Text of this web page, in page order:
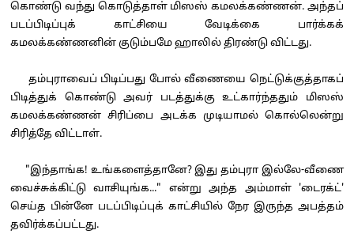
கொண்டு வந்து கொடுத்தாள் மிஸஸ் கமலக்கண்ணன். அந்தப்
படப்பிடிப்புக் காட்சியை வேடிக்கை பார்க்கக்
கமலக்கண்ணனின் குடும்பமே ஹாலில் திரண்டு விட்டது.
தம்புராவைப் பிடிப்பது போல் வீணையை நெட்டுக்குத்தாகப்
பிடித்துக் கொண்டு அவர் படத்துக்கு உட்கார்ந்ததும் மிஸஸ்
கமலக்கண்ணன் சிரிப்பை அடக்க முடியாமல் கொல்லென்று
சிரித்தே விட்டாள்.
"இந்தாங்க! உங்களைத்தானே? இது தம்புரா இல்லே-வீணை
வைச்சுக்கிட்டு வாசியுங்க..." என்று அந்த அம்மாள் 'டைரக்ட்'
செய்த பின்னே படப்பிடிப்புக் காட்சியில் நேர இருந்த அபத்தம்
தவிர்க்கப்பட்டது.